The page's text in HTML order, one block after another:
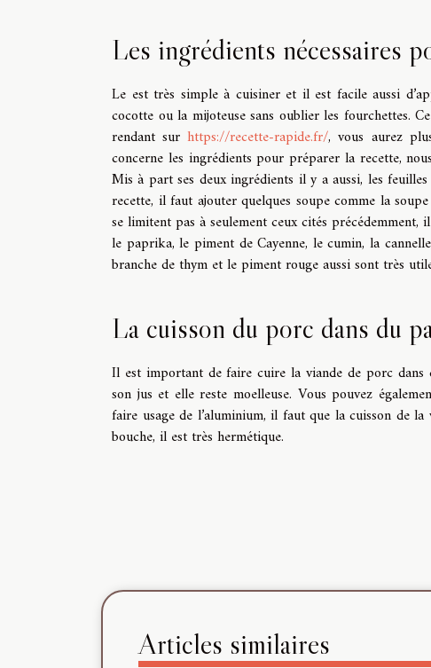
Les ingrédients nécessaires
Le est très simple à cuisiner et il est facile aussi
cocotte ou la mijoteuse sans oublier les fourchettes.
rendant surhttps://recette-rapide.fr/, vous aurez
concerne les ingrédients pour préparer la recette,
Mis à part ses deux ingrédients il y a aussi, les
recette, il faut ajouter quelques soupe comme la
se limitent pas à seulement ceux cités
le paprika, le piment de Cayenne, le cumin, la
branche de thym et le piment rouge aussi sont très
La cuisson du porc dans du
Il est important de faire cuire la viande de porc dans
son jus et elle reste moelleuse. Vous pouvez
faire usage de l’aluminium, il faut que la cuisson de
bouche, il est très hermétique.
Articles similaires